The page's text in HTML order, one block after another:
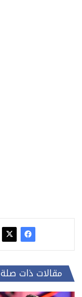
مقالات ذات صلة